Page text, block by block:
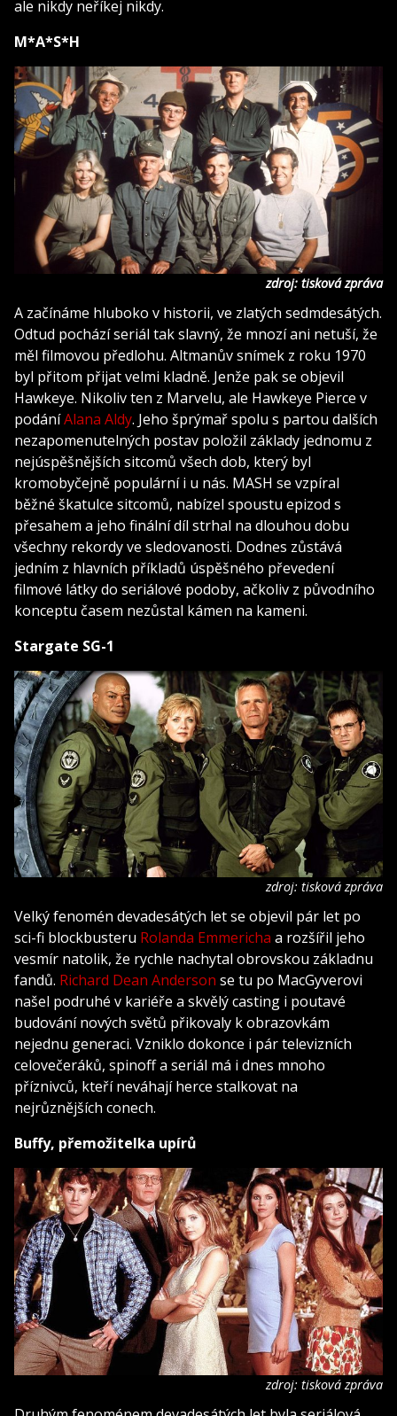
ale nikdy neříkej nikdy.
M*A*S*H
zdroj: tisková zpráva
A začínáme hluboko v historii, ve zlatých sedmdesátých.
Odtud pochází seriál tak slavný, že mnozí ani netuší, že
měl filmovou předlohu. Altmanův snímek z roku 1970
byl přitom přijat velmi kladně. Jenže pak se objevil
Hawkeye. Nikoliv ten z Marvelu, ale Hawkeye Pierce v
podáníAlana Aldy. Jeho šprýmař spolu s partou dalších
nezapomenutelných postav položil základy jednomu z
nejúspěšnějších sitcomů všech dob, který byl
kromobyčejně populární i u nás. MASH se vzpíral
běžné škatulce sitcomů, nabízel spoustu epizod s
přesahem a jeho finální díl strhal na dlouhou dobu
všechny rekordy ve sledovanosti. Dodnes zůstává
jedním z hlavních příkladů úspěšného převedení
filmové látky do seriálové podoby, ačkoliv z původního
konceptu časem nezůstal kámen na kameni.
Stargate SG-1
zdroj: tisková zpráva
Velký fenomén devadesátých let se objevil pár let po
sci-fi blockbusteru Rolanda Emmericha a rozšířil jeho
vesmír natolik, že rychle nachytal obrovskou základnu
fandů. Richard Dean Anderson se tu po MacGyverovi
našel podruhé v kariéře a skvělý casting i poutavé
budování nových světů přikovaly k obrazovkám
nejednu generaci. Vzniklo dokonce i pár televizních
celovečeráků, spinoff a seriál má i dnes mnoho
příznivců, kteří neváhají herce stalkovat na
nejrůznějších conech.
Buffy, přemožitelka upírů
zdroj: tisková zpráva